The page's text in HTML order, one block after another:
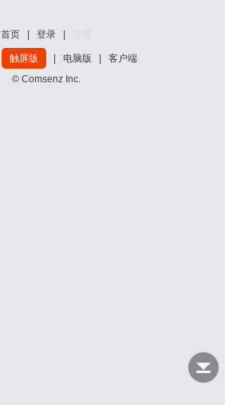
首页 登录
触屏版 电脑版
客户端
© Comsenz Inc.